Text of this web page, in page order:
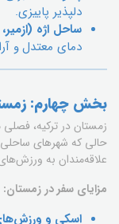
دلپذیر پاییزی.
ساحل اژه
دمای معتدل و
بخش چهارم:
زمستان در ترکیه،
حالی که شهرهای
علاقه‌مندان به
مزایای سفر در زمستان:
اسکی و